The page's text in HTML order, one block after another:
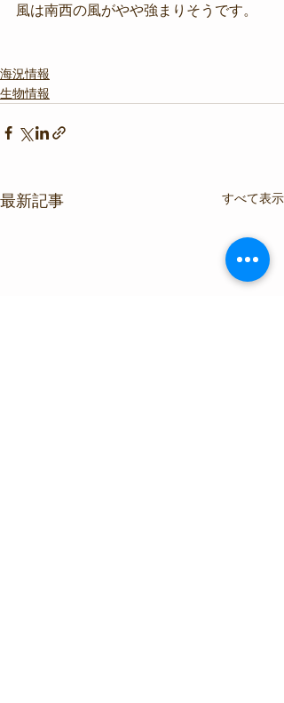
風は南西の風がやや強まりそうです。
海況情報
生物情報
最新記事 すべて表示